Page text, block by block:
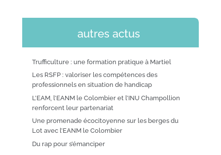
autres actus
Trufficulture : une formation pratique à Martiel
Les RSFP : valoriser les compétences des
professionnels en situation de handicap
L’EAM, l’EANM le Colombier et l’INU Champollion
renforcent leur partenariat
Une promenade écocitoyenne sur les berges du
Lot avec l’EANM le Colombier
Du rap pour s’émanciper